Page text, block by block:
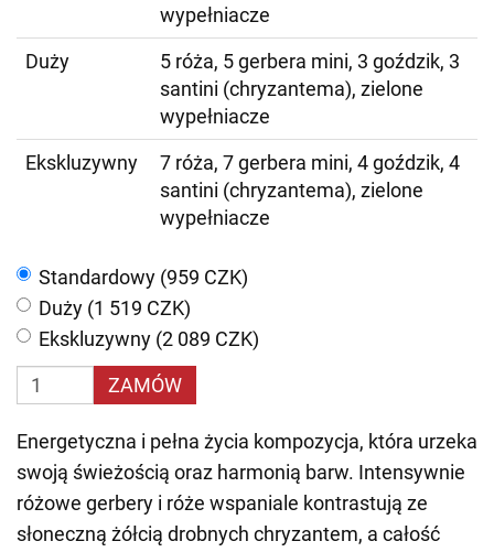
wypełniacze
Duży
5 róża, 5 gerbera mini, 3 goździk, 3
santini (chryzantema), zielone
wypełniacze
Ekskluzywny
7 róża, 7 gerbera mini, 4 goździk, 4
santini (chryzantema), zielone
wypełniacze
Standardowy (959 CZK)
Duży (1 519 CZK)
Ekskluzywny (2 089 CZK)
ZAMÓW
Energetyczna i pełna życia kompozycja, która urzeka
swoją świeżością oraz harmonią barw. Intensywnie
różowe gerbery i róże wspaniale kontrastują ze
słoneczną żółcią drobnych chryzantem, a całość